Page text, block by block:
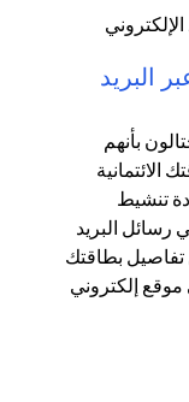
البريد
بأنهم
تنشيط
رسائل البريد
تفاصيل بطاقتك
إلكتروني